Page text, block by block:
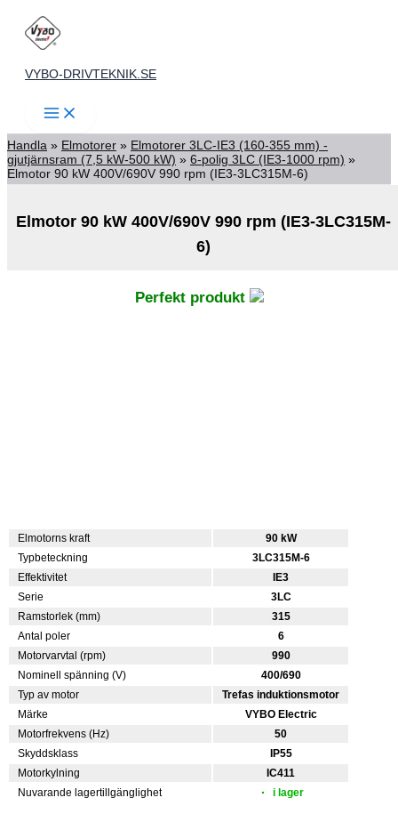
Hoppa
innehåll
VYBO-DRIVTEKNIK.SE
Handla » Elmotorer » Elmotorer 3LC-IE3 (160-355 mm) -
gjutjärnsram (7,5 kW-500 kW) » 6-polig 3LC (IE3-1000 rpm) »
Elmotor 90 kW 400V/690V 990 rpm (IE3-3LC315M-6)
Elmotor 90 kW 400V/690V 990 rpm (IE3-3LC315M-
6)
Perfekt produkt
Elmotorns kraft
90 kW
Typbeteckning
3LC315M-6
Effektivitet
IE3
Serie
3LC
Ramstorlek (mm)
315
Antal poler
6
Motorvarvtal (rpm)
990
Nominell spänning (V)
400/690
Typ av motor
Trefas induktionsmotor
Märke
VYBO Electric
Motorfrekvens (Hz)
50
Skyddsklass
IP55
Motorkylning
IC411
Nuvarande lagertillgänglighet
i lager